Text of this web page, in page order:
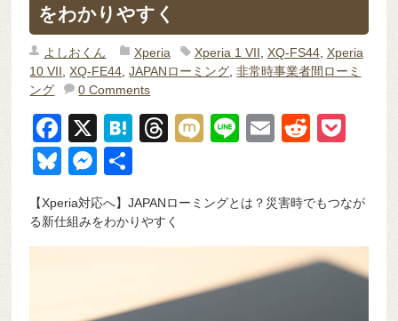
をわかりやすく
よしおくん Xperia Xperia 1 VII XQ-FS44, Xperia
10 VII ,XQ-FE44 ,JAPANローミング ,非常時事業者間ローミ
ング
0 Comments
F
a
c
e
b
X
H
n
a
T
a
d
M
Li
E
R
di
t
et
Bl
e
sk
M
e
ss
e
【Xperia対応へ】JAPANローミングとは？災害時でもつなが
る新仕組みをわかりやすく